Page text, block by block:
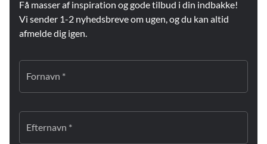
Få masser af inspiration og gode tilbud i din indbakke!
Vi sender 1-2 nyhedsbreve om ugen, og du kan altid
afmelde dig igen.
Fornavn *
Efternavn *